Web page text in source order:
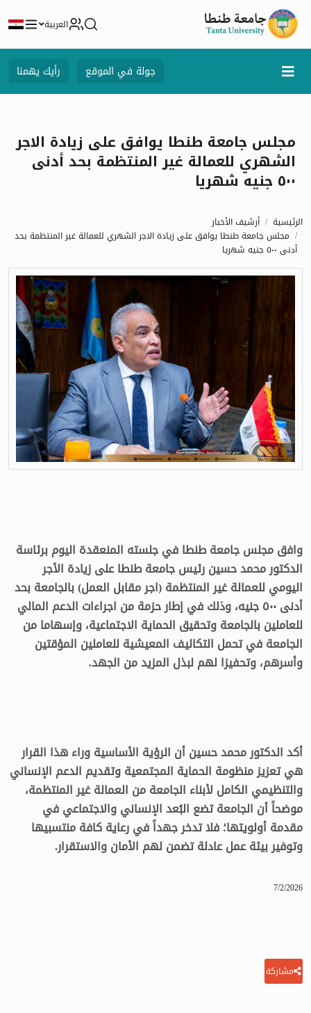
العربية
جولة في الموقع رأيك يهمنا
مجلس جامعة طنطا يوافق على زيادة الاجر
الشهري للعمالة غير المنتظمة بحد أدنى
٥٠٠ جنيه شهريا
الرئيسية
أرشيف الأخبار
مجلس جامعة طنطا يوافق على زيادة الاجر الشهري للعمالة غير المنتظمة بحد
أدنى ٥٠٠ جنيه شهريا
وافق مجلس جامعة طنطا في جلسته المنعقدة اليوم برئاسة
الدكتور محمد حسين رئيس جامعة طنطا على زيادة الأجر
اليومي للعمالة غير المنتظمة (اجر مقابل العمل) بالجامعة بحد
أدنى ٥٠٠ جنيه، وذلك في إطار حزمة من اجراءات الدعم المالي
للعاملين بالجامعة وتحقيق الحماية الاجتماعية، وإسهاما من
الجامعة في تحمل التكاليف المعيشية للعاملين المؤقتين
وأسرهم، وتحفيزا لهم لبذل المزيد من الجهد.
أكد الدكتور محمد حسين أن الرؤية الأساسية وراء هذا القرار
هي تعزيز منظومة الحماية المجتمعية وتقديم الدعم الإنساني
والتنظيمي الكامل لأبناء الجامعة من العمالة غير المنتظمة،
موضحاً أن الجامعة تضع البُعد الإنساني والاجتماعي في
مقدمة أولويتها؛ فلا تدخر جهداً في رعاية كافة منتسبيها
وتوفير بيئة عمل عادلة تضمن لهم الأمان والاستقرار.
7/2/2026
مشاركة